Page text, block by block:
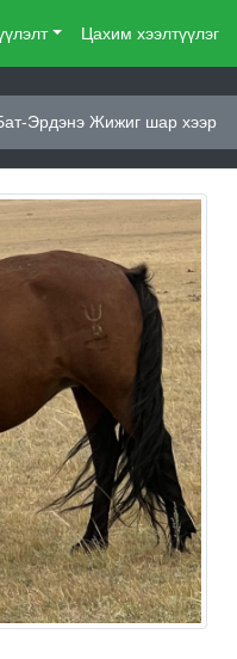
Цахим хээлтүүлэг
Эрдэнэ Жижиг шар хээр